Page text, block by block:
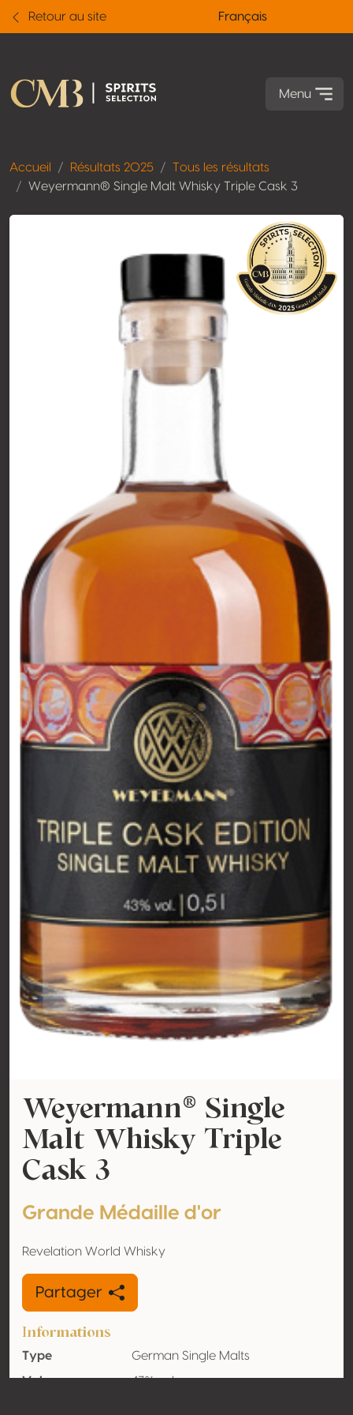
Retour au site Français
Menu
Accueil Résultats 2025
Tous les résultats
Weyermann® Single Malt Whisky Triple Cask 3
Weyermann® Single
Malt Whisky Triple
Cask 3
Grande Médaille d'or
Revelation World Whisky
Partager
Informations
Type
German Single Malts
Volume
43% vol